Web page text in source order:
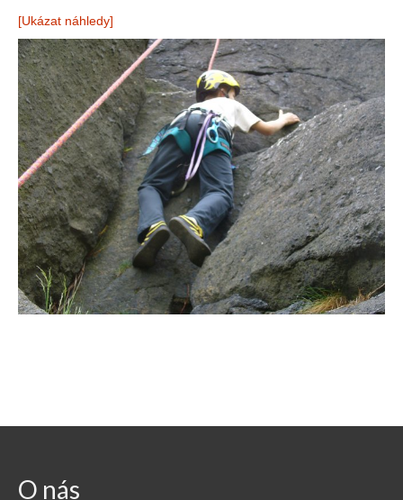
Akce
Galerie
Vše
2016
2015
2014
2013
2012
Odkazy
[Ukázat náhledy]
O nás